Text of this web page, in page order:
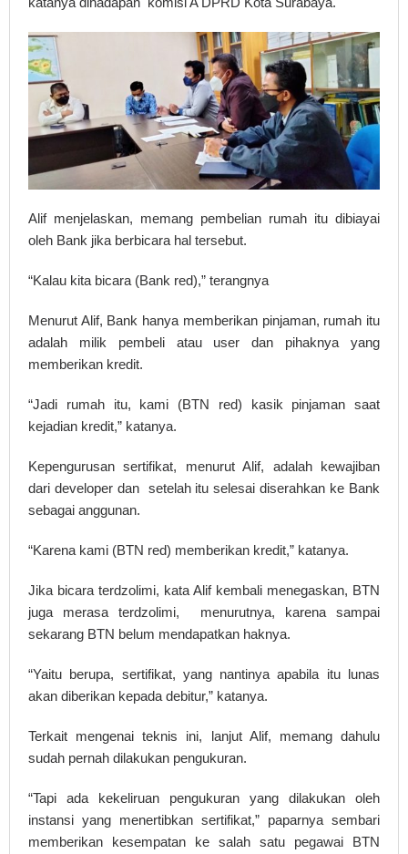
Alif menjelaskan, memang pembelian rumah itu dibiayai
oleh Bank jika berbicara hal tersebut.
“Kalau kita bicara (Bank red),” terangnya
Menurut Alif, Bank hanya memberikan pinjaman, rumah itu
adalah milik pembeli atau user dan pihaknya yang
memberikan kredit.
“Jadi rumah itu, kami (BTN red) kasik pinjaman saat
kejadian kredit,” katanya.
Kepengurusan sertifikat, menurut Alif, adalah kewajiban
dari developer dan setelah itu selesai diserahkan ke Bank
sebagai anggunan.
“Karena kami (BTN red) memberikan kredit,” katanya.
Jika bicara terdzolimi, kata Alif kembali menegaskan, BTN
juga merasa terdzolimi, menurutnya, karena sampai
sekarang BTN belum mendapatkan haknya.
“Yaitu berupa, sertifikat, yang nantinya apabila itu lunas
akan diberikan kepada debitur,” katanya.
Terkait mengenai teknis ini, lanjut Alif, memang dahulu
sudah pernah dilakukan pengukuran.
“Tapi ada kekeliruan pengukuran yang dilakukan oleh
instansi yang menertibkan sertifikat,” paparnya sembari
memberikan kesempatan ke salah satu pegawai BTN